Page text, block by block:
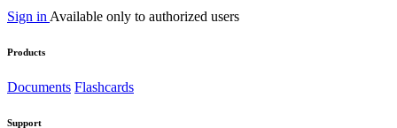
Sign in Available only to authorized users
Products
Documents Flashcards
Support